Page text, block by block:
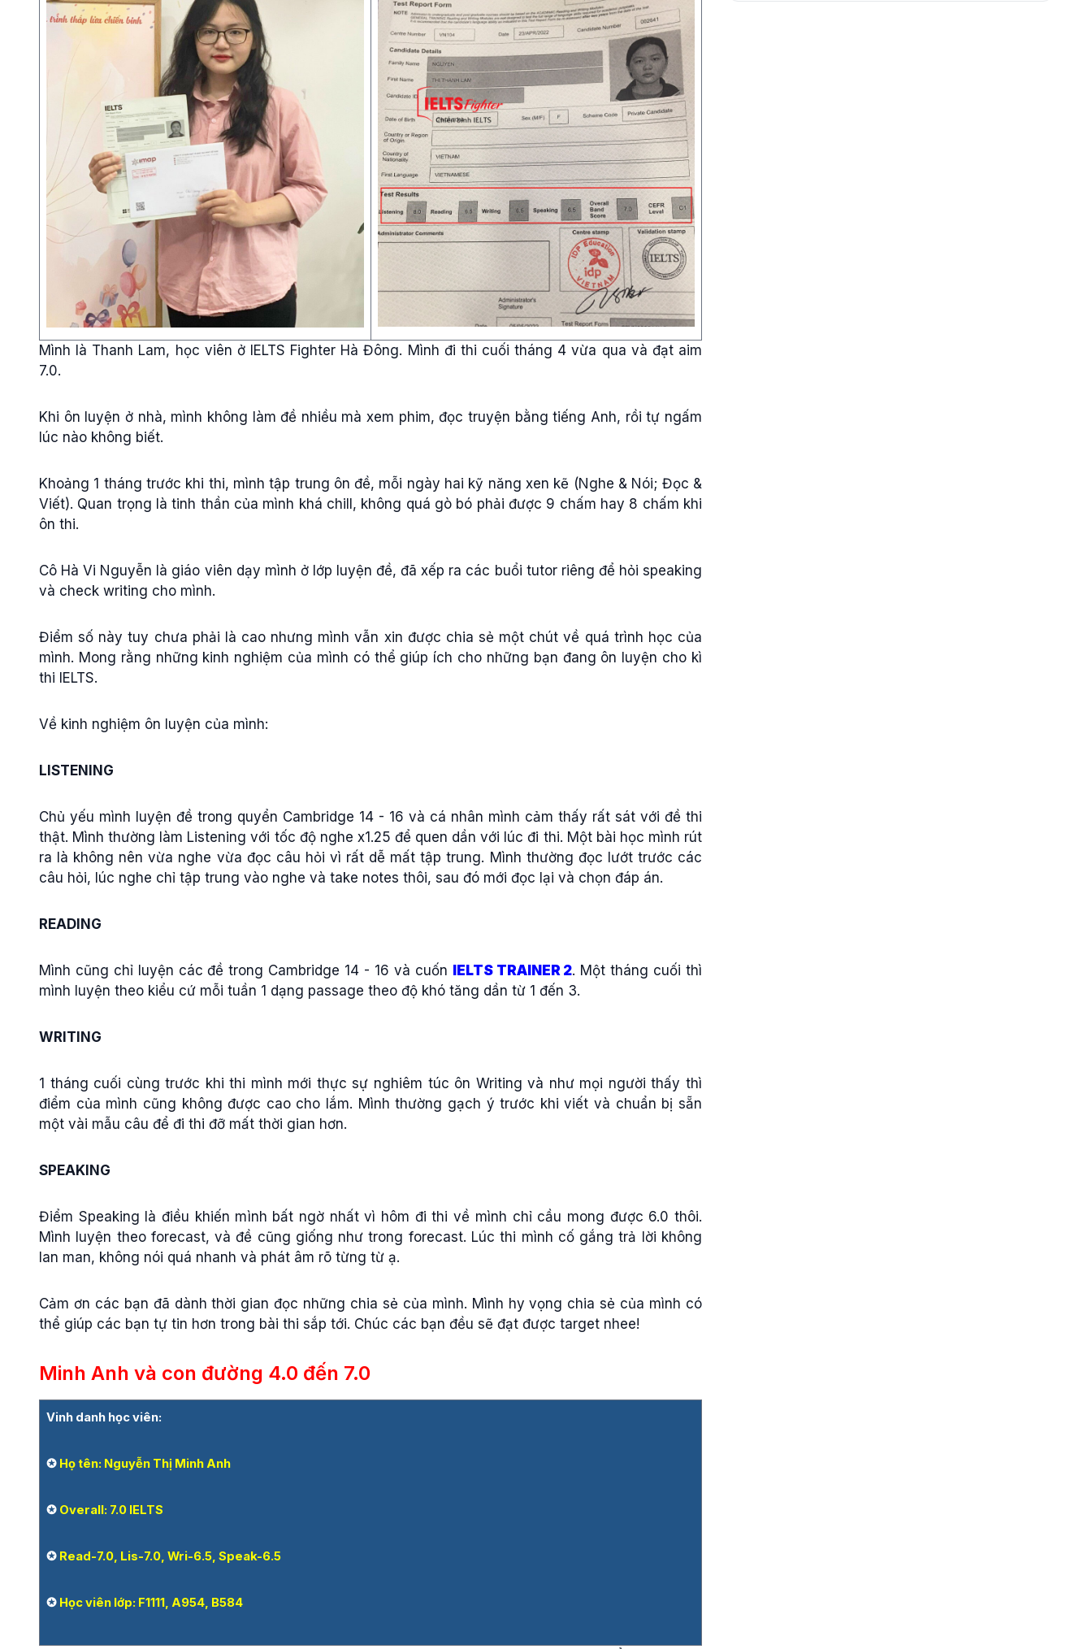
Mình là Thanh Lam, học viên ở IELTS Fighter Hà Đông. Mình đi thi cuối tháng 4 vừa qua và đạt aim
7.0.
Khi ôn luyện ở nhà, mình không làm đề nhiều mà xem phim, đọc truyện bằng tiếng Anh, rồi tự ngấm
lúc nào không biết.
Khoảng 1 tháng trước khi thi, mình tập trung ôn đề, mỗi ngày hai kỹ năng xen kẽ (Nghe & Nói; Đọc &
Viết). Quan trọng là tinh thần của mình khá chill, không quá gò bó phải được 9 chấm hay 8 chấm khi
ôn thi.
Cô Hà Vi Nguyễn là giáo viên dạy mình ở lớp luyện đề, đã xếp ra các buổi tutor riêng để hỏi speaking
và check writing cho mình.
Điểm số này tuy chưa phải là cao nhưng mình vẫn xin được chia sẻ một chút về quá trình học của
mình. Mong rằng những kinh nghiệm của mình có thể giúp ích cho những bạn đang ôn luyện cho kì
thi IELTS.
Về kinh nghiệm ôn luyện của mình:
LISTENING
Chủ yếu mình luyện đề trong quyển Cambridge 14 - 16 và cá nhân mình cảm thấy rất sát với đề thi
thật. Mình thường làm Listening với tốc độ nghe x1.25 để quen dần với lúc đi thi. Một bài học mình rút
ra là không nên vừa nghe vừa đọc câu hỏi vì rất dễ mất tập trung. Mình thường đọc lướt trước các
câu hỏi, lúc nghe chỉ tập trung vào nghe và take notes thôi, sau đó mới đọc lại và chọn đáp án.
READING
Mình cũng chỉ luyện các đề trong Cambridge 14 - 16 và cuốn IELTS TRAINER 2. Một tháng cuối thì
mình luyện theo kiểu cứ mỗi tuần 1 dạng passage theo độ khó tăng dần từ 1 đến 3.
WRITING
1 tháng cuối cùng trước khi thi mình mới thực sự nghiêm túc ôn Writing và như mọi người thấy thì
điểm của mình cũng không được cao cho lắm. Mình thường gạch ý trước khi viết và chuẩn bị sẵn
một vài mẫu câu để đi thi đỡ mất thời gian hơn.
SPEAKING
Điểm Speaking là điều khiến mình bất ngờ nhất vì hôm đi thi về mình chỉ cầu mong được 6.0 thôi.
Mình luyện theo forecast, và đề cũng giống như trong forecast. Lúc thi mình cố gắng trả lời không
lan man, không nói quá nhanh và phát âm rõ từng từ ạ.
Cảm ơn các bạn đã dành thời gian đọc những chia sẻ của mình. Mình hy vọng chia sẻ của mình có
thể giúp các bạn tự tin hơn trong bài thi sắp tới. Chúc các bạn đều sẽ đạt được target nhee!
Minh Anh và con đường 4.0 đến 7.0
Vinh danh học viên:
✪ Họ tên: Nguyễn Thị Minh Anh
✪ Overall: 7.0 IELTS
✪ Read-7.0, Lis-7.0, Wri-6.5, Speak-6.5
✪ Học viên lớp: F1111, A954, B584